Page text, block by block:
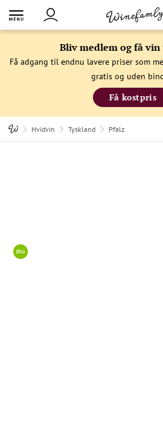
Bliv medlem og få
Få adgang til endnu lavere priser som
gratis og uden
Få kostpris
Hvidvin Tyskland Pfalz